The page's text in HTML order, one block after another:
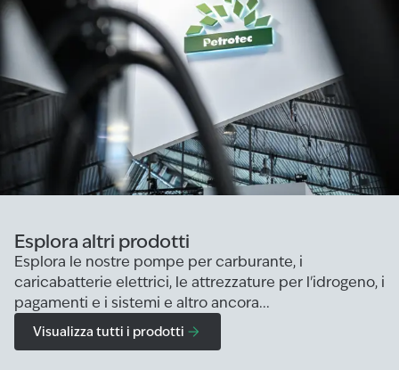
Esplora altri prodotti
Esplora le nostre pompe per carburante, i
caricabatterie elettrici, le attrezzature per l'idrogeno, i
pagamenti e i sistemi e altro ancora...
Visualizza tutti i prodotti